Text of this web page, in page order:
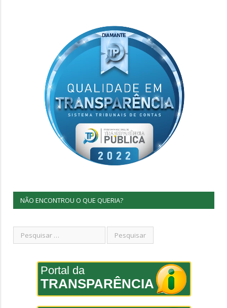
NÃO ENCONTROU O QUE QUERIA?
Portal da
TRANSPARÊNCIA